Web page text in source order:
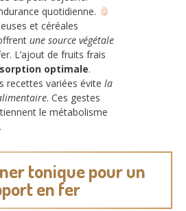
quotidienne.
et céréales
une source végétale
L’ajout de fruits frais
optimale.
recettes variées évite la
. Ces gestes
le métabolisme
tonique pour un
en fer